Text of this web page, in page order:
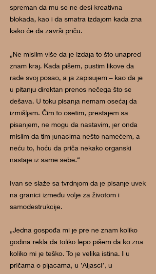
spreman da mu se ne desi kreativna
blokada, kao i da smatra izdajom kada zna
kako će da završi priču.
„Ne mislim više da je izdaja to što unapred
znam kraj. Kada pišem, pustim likove da
rade svoj posao, a ja zapisujem – kao da je
u pitanju direktan prenos nečega što se
dešava. U toku pisanja nemam osećaj da
izmišljam. Čim to osetim, prestajem sa
pisanjem, ne mogu da nastavim, jer onda
mislim da tim junacima nešto namećem, a
neću to, hoću da priča nekako organski
nastaje iz same sebe.“
Ivan se slaže sa tvrdnjom da je pisanje uvek
na granici između volje za životom i
samodestrukcije.
„Jedna gospođa mi je pre ne znam koliko
godina rekla da toliko lepo pišem da ko zna
koliko mi je teško. To je velika istina. I u
pričama o pijacama, u ’Aljasci’, u